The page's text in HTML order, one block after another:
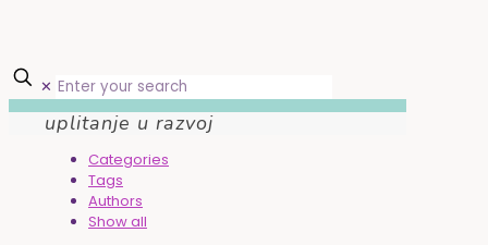
✕
uplitanje u razvoj
Categories
Tags
Authors
Show all